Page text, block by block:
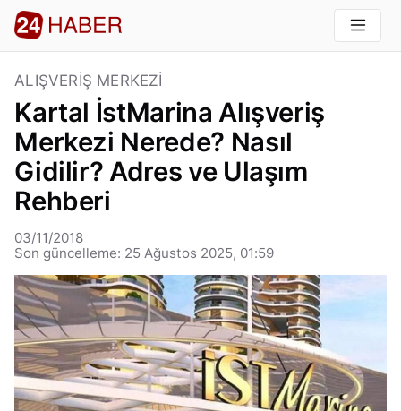
ALIŞVERIŞ MERKEZI
Kartal İstMarina Alışveriş
Merkezi Nerede? Nasıl
Gidilir? Adres ve Ulaşım
Rehberi
03/11/2018
Son güncelleme: 25 Ağustos 2025, 01:59